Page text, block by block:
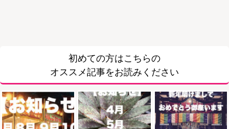
初めての方はこちらの
オススメ記事をお読みください